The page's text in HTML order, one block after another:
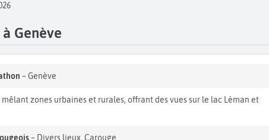
Genève
– Genève
zones urbaines et rurales, offrant des vues sur le lac Léman et
– Divers lieux, Carouge